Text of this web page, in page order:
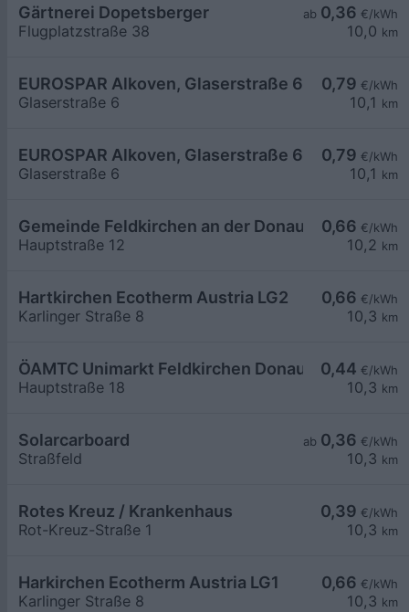
ab 0,36 €/kWh
10,0 km
Gärtnerei Dopetsberger
Flugplatzstraße 38
0,79 €/kWh
10,1 km
EUROSPAR Alkoven, Glaserstraße 6, 02
Glaserstraße 6
0,79 €/kWh
10,1 km
EUROSPAR Alkoven, Glaserstraße 6, 01
Glaserstraße 6
0,66 €/kWh
10,2 km
Gemeinde Feldkirchen an der Donau
Hauptstraße 12
0,66 €/kWh
10,3 km
Hartkirchen Ecotherm Austria LG2
Karlinger Straße 8
0,44 €/kWh
10,3 km
ÖAMTC Unimarkt Feldkirchen Donau
Hauptstraße 18
ab 0,36 €/kWh
10,3 km
Solarcarboard
Straßfeld
0,39 €/kWh
10,3 km
Rotes Kreuz / Krankenhaus
Rot-Kreuz-Straße 1
0,66 €/kWh
10,3 km
Harkirchen Ecotherm Austria LG1
Karlinger Straße 8